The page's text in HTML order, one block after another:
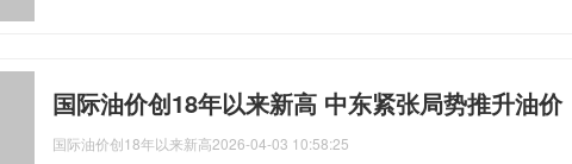
国际油价创18年以来新高 中东紧张局势推升油价
国际油价创18年以来新高2026-04-03 10:58:25